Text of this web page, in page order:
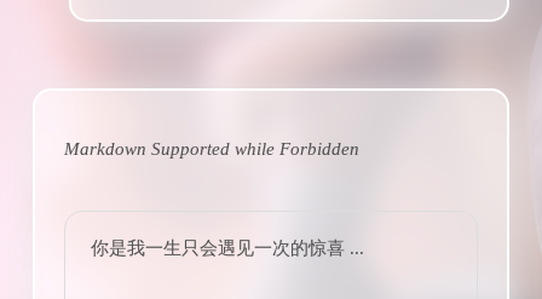
Markdown Supported while Forbidden
你是我一生只会遇见一次的惊喜 ...